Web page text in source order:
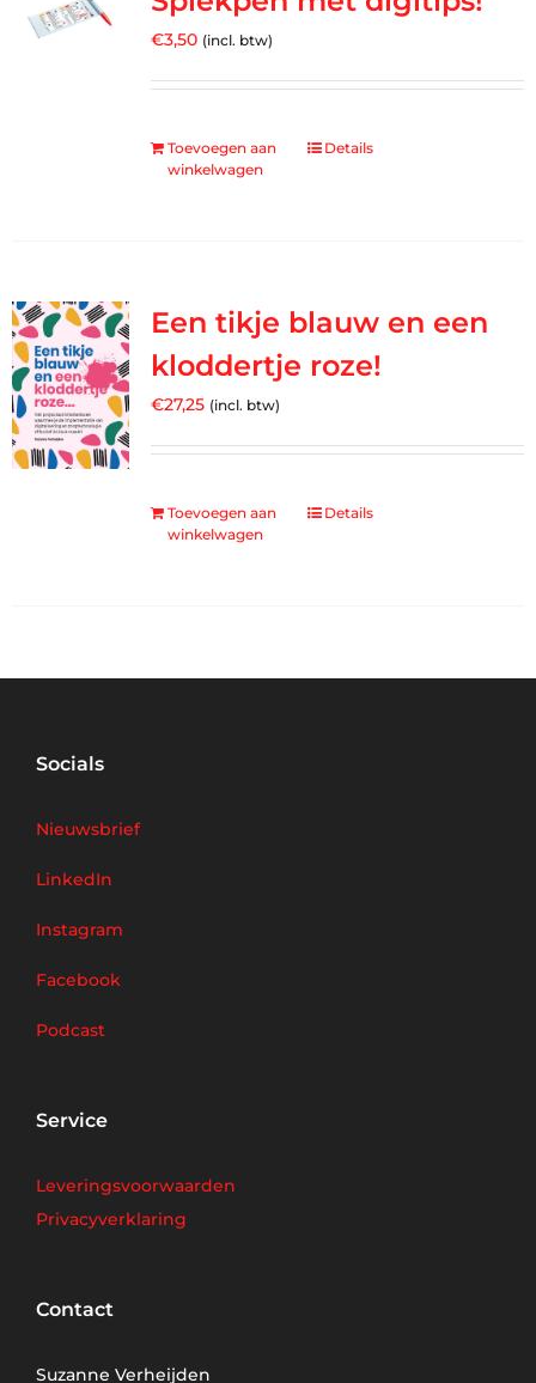
€3,50 (incl. btw)
Toevoegen aan
winkelwagen
Details
Een tikje blauw en een
kloddertje roze!
€27,25 (incl. btw)
Toevoegen aan
winkelwagen
Details
Socials
Nieuwsbrief
LinkedIn
Instagram
Facebook
Podcast
Service
Leveringsvoorwaarden
Privacyverklaring
Contact
Suzanne Verheijden